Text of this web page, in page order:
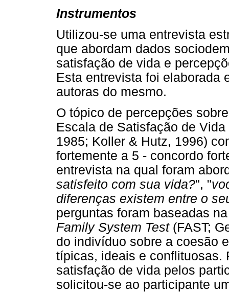
Instrumentos
Utilizou-se uma entrevista
que abordam dados
satisfação de vida e
Esta entrevista foi elaborada
autoras do mesmo.
O tópico de percepções
Escala de Satisfação de
1985; Koller & Hutz, 1996)
fortemente a 5 - concordo
entrevista na qual foram
satisfeito com sua vida?", "
diferenças existem entre o
perguntas foram baseadas
Family System Test(FAST;
do indivíduo sobre a coesão
típicas, ideais e conflituosas.
satisfação de vida pelos
solicitou-se ao participante